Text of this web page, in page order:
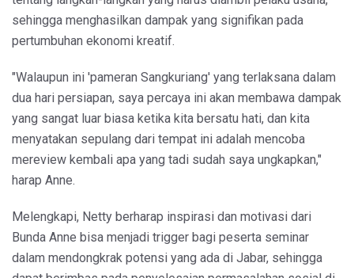
sehingga menghasilkan dampak yang signifikan pada
pertumbuhan ekonomi kreatif.
"Walaupun ini 'pameran Sangkuriang' yang terlaksana dalam
dua hari persiapan, saya percaya ini akan membawa dampak
yang sangat luar biasa ketika kita bersatu hati, dan kita
menyatakan sepulang dari tempat ini adalah mencoba
mereview kembali apa yang tadi sudah saya ungkapkan,"
harap Anne.
Melengkapi, Netty berharap inspirasi dan motivasi dari
Bunda Anne bisa menjadi trigger bagi peserta seminar
dalam mendongkrak potensi yang ada di Jabar, sehingga